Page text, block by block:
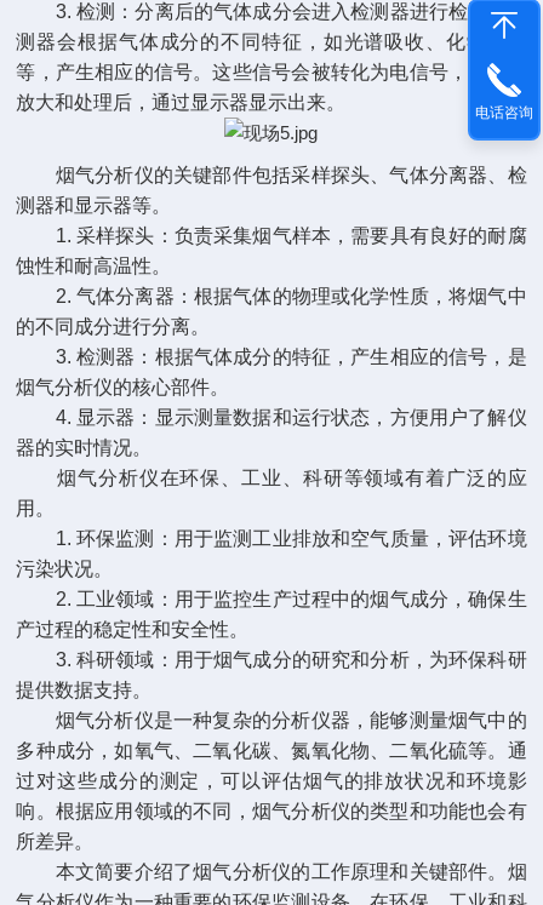
3. 检测：分离后的气体成分会进入检测器进行检测。检
测器会根据气体成分的不同特征，如光谱吸收、化学反应
等，产生相应的信号。这些信号会被转化为电信号，并经过
放大和处理后，通过显示器显示出来。
烟气分析仪的关键部件包括采样探头、气体分离器、检
测器和显示器等。
1. 采样探头：负责采集烟气样本，需要具有良好的耐腐
蚀性和耐高温性。
2. 气体分离器：根据气体的物理或化学性质，将烟气中
的不同成分进行分离。
3. 检测器：根据气体成分的特征，产生相应的信号，是
烟气分析仪的核心部件。
4. 显示器：显示测量数据和运行状态，方便用户了解仪
器的实时情况。
烟气分析仪在环保、工业、科研等领域有着广泛的应
用。
1. 环保监测：用于监测工业排放和空气质量，评估环境
污染状况。
2. 工业领域：用于监控生产过程中的烟气成分，确保生
产过程的稳定性和安全性。
3. 科研领域：用于烟气成分的研究和分析，为环保科研
提供数据支持。
烟气分析仪是一种复杂的分析仪器，能够测量烟气中的
多种成分，如氧气、二氧化碳、氮氧化物、二氧化硫等。通
过对这些成分的测定，可以评估烟气的排放状况和环境影
响。根据应用领域的不同，烟气分析仪的类型和功能也会有
所差异。
本文简要介绍了烟气分析仪的工作原理和关键部件。烟
电话咨询